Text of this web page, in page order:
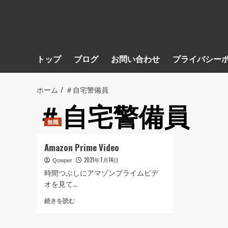
トップ ブログ お問い合わせ プライバシー
ホーム ＃自宅警備員
＃自宅警備員
無職
Amazon Prime Video
Qowper 2021年7月14日
時間つぶしにアマゾンプライムビデ
オを見て...
続きを読むAmazon